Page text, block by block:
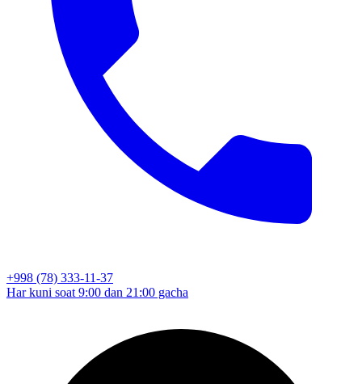
+998 (78) 333-11-37
Har kuni soat 9:00 dan 21:00 gacha